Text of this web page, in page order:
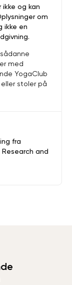
fra
and
og kan
om
ikke en
med
YogaClub
stoler på